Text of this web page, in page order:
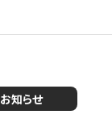
お知らせ